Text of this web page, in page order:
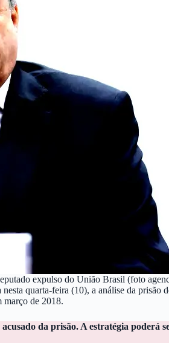
expulso do União Brasil (foto
quarta-feira (10), a análise da
março de 2018.
da prisão. A estratégia poderá